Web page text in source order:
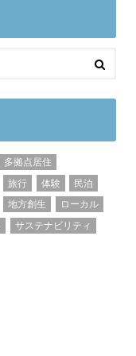
多拠点居住
旅行 体験
民泊
地方創生
ローカル
サステナビリティ